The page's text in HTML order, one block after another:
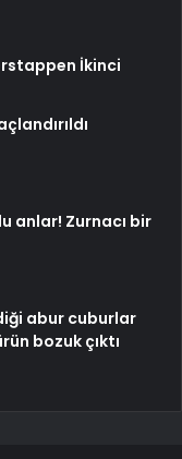
İkinci
anlar! Zurnacı bir
abur cuburlar
bozuk çıktı